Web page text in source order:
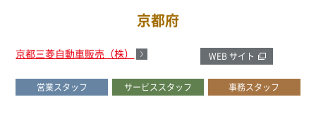
京都府
京都三菱自動車販売（株）
営業スタッフ サービススタッフ 事務スタッフ
WEB サイト